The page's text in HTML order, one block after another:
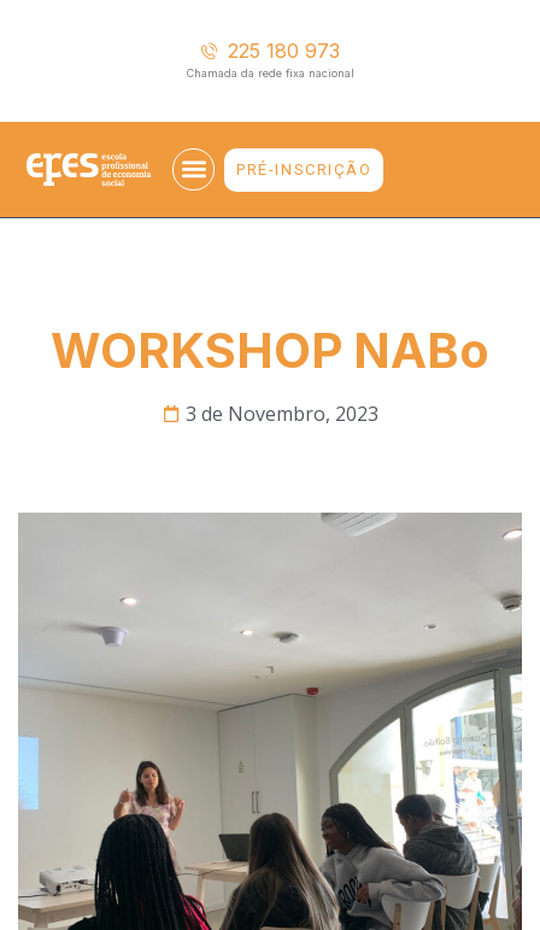
225 180 973
Chamada da rede fixa nacional
PRÉ-INSCRIÇÃO
WORKSHOP NABo
3 de Novembro, 2023